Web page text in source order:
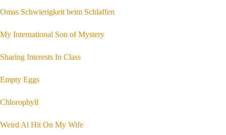
Omas Schwierigkeit beim Schlaffen
My International Son of Mystery
Sharing Interests In Class
Empty Eggs
Chlorophyll
Weird Al Hit On My Wife